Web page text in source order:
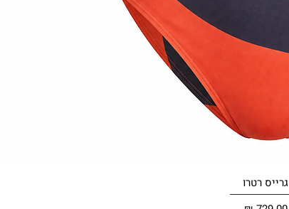
תצוגה מהירה
גרייס רטרו